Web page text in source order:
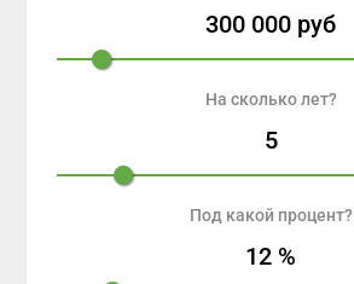
300 000 руб
На сколько лет?
5
Под какой процент?
12 %